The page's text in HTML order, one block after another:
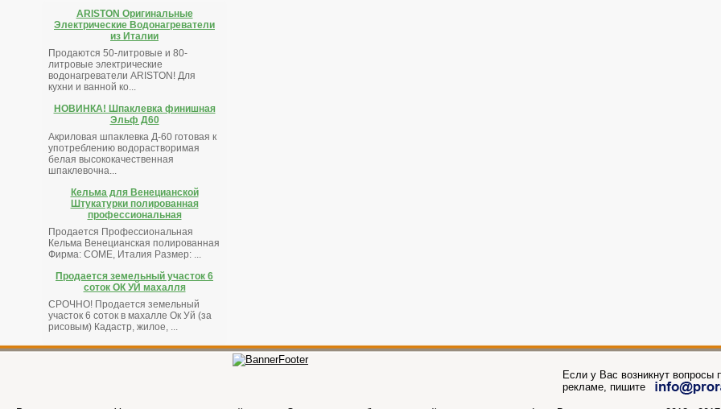
ARISTON Оригинальные
Электрические Водонагреватели
из Италии
Продаются 50-литровые и 80-
литровые электрические
водонагреватели ARISTON! Для
кухни и ванной ко...
НОВИНКА! Шпаклевка финишная
Эльф Д60
Акриловая шпаклевка Д-60 готовая к
употреблению водорастворимая
белая высококачественная
шпаклевочна...
Кельма для Венецианской
Штукатурки полированная
профессиональная
Продается Профессиональная
Кельма Венецианская полированная
Фирма: COME, Италия Размер: ...
Продается земельный участок 6
соток ОК УЙ махалля
СРОЧНО! Продается земельный
участок 6 соток в махалле Ок Уй (за
рисовым) Кадастр, жилое, ...
Если у Вас возникнут вопросы
рекламе, пишите